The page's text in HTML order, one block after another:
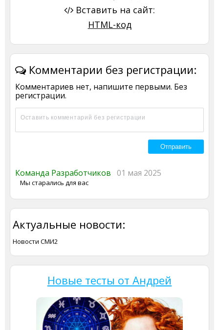
Вставить на сайт:
HTML-код
Комментарии без регистрации:
Комментариев нет, напишите первыми. Без
регистрации.
Команда Разработчиков 01 мая 2025
Мы старались для вас
Актуальные новости:
Новости СМИ2
Новые тесты от Андрей